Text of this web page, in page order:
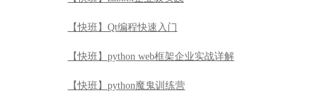
【快班】Qt编程快速入门
【快班】python web框架企业实战详解
【快班】python魔鬼训练营